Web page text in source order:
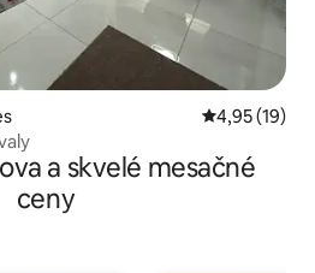
Priemerné
4,95 (19)
a skvelé mesačné
ceny